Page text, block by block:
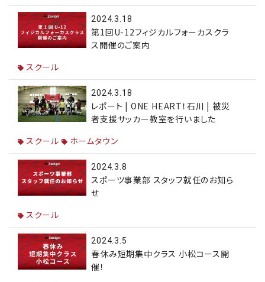
2024.3.18
第1回U-12フィジカルフォーカスクラ
ス開催のご案内
スクール
2024.3.18
レポート | ONE HEART！石川 | 被災
者支援サッカー教室を行いました
スクール
ホームタウン
2024.3.8
スポーツ事業部 スタッフ就任のお知ら
せ
スクール
2024.3.5
春休み短期集中クラス 小松コース開
催！